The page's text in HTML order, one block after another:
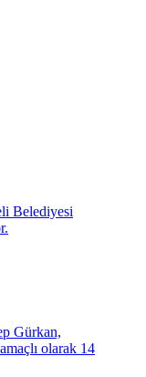
Belediyesi
Gürkan,
olarak 14